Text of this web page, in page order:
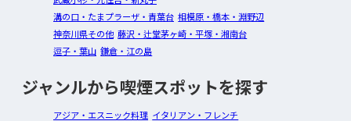
溝の口・たまプラーザ・青葉台 相模原・橋本・淵野辺
神奈川県その他 藤沢・辻堂茅ヶ崎・平塚・湘南台
逗子・葉山 鎌倉・江の島
ジャンルから喫煙スポットを探す
アジア・エスニック料理 イタリアン・フレンチ